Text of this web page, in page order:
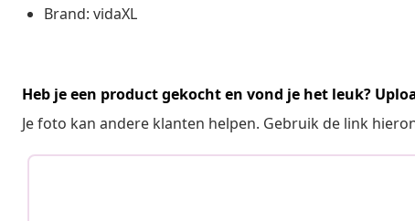
Brand: vidaXL
Heb je een product gekocht en vond je het leuk?
Je foto kan andere klanten helpen. Gebruik de link